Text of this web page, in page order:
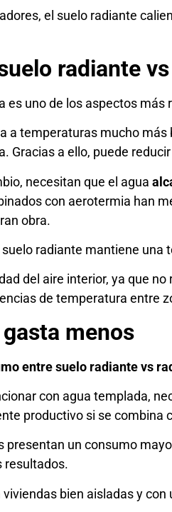
el suelo radiante
radiante
es uno de los aspectos más
a temperaturas mucho
Gracias a ello, puede
necesitan que el agua
con aerotermia han
obra.
radiante mantiene
del aire interior, ya que
de temperatura entre
menos
entre suelo radiante vs
con agua templada,
productivo si se combina
presentan un consumo
resultados.
viviendas bien aisladas y